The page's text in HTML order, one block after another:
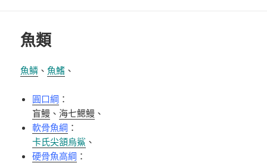
魚類
魚鱗 、魚鰭 、
圓口綱 ：
盲鰻 、 海七鰓鰻 、
軟骨魚綱 ：
卡氏尖頷烏鯊 、
硬骨魚高綱 ：